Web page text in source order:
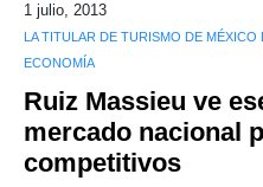
1 julio, 2013
LA TITULAR DE TURISMO DE MÉXICO
ECONOMÍA
Ruiz Massieu ve
mercado nacional
competitivos